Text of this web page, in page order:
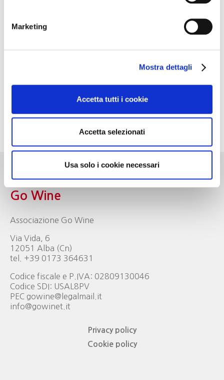
Marketing
Mostra dettagli
Accetta tutti i cookie
Accetta selezionati
Usa solo i cookie necessari
Nel corso dell’incontro i soci che devono rinnovare la
all’aperto, in spazi ampi e con il dovuto
distanziamento) e cogliamo l’occasione per porgere i
Go Wine
Associazione Go Wine
Via Vida, 6
12051 Alba (Cn)
tel. +39 0173 364631
Codice fiscale e P.IVA: 02809130046
Codice SDI: USAL8PV
PEC gowine@legalmail.it
info@gowinet.it
Privacy policy
Cookie policy